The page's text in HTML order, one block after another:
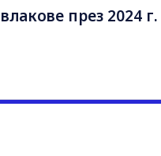
през 2024 г.